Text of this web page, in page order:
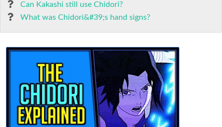
Can Kakashi still use Chidori?
What was Chidori&#39;s hand signs?